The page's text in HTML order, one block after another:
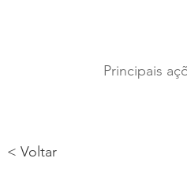
Principais
< Voltar